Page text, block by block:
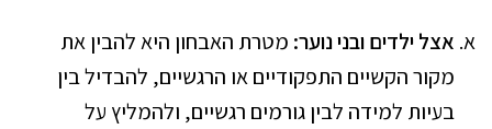
אצל ילדים ובני נוער: מטרת האבחון היא להבין את
מקור הקשיים התפקודיים או הרגשיים, להבדיל בין
בעיות למידה לבין גורמים רגשיים, ולהמליץ על